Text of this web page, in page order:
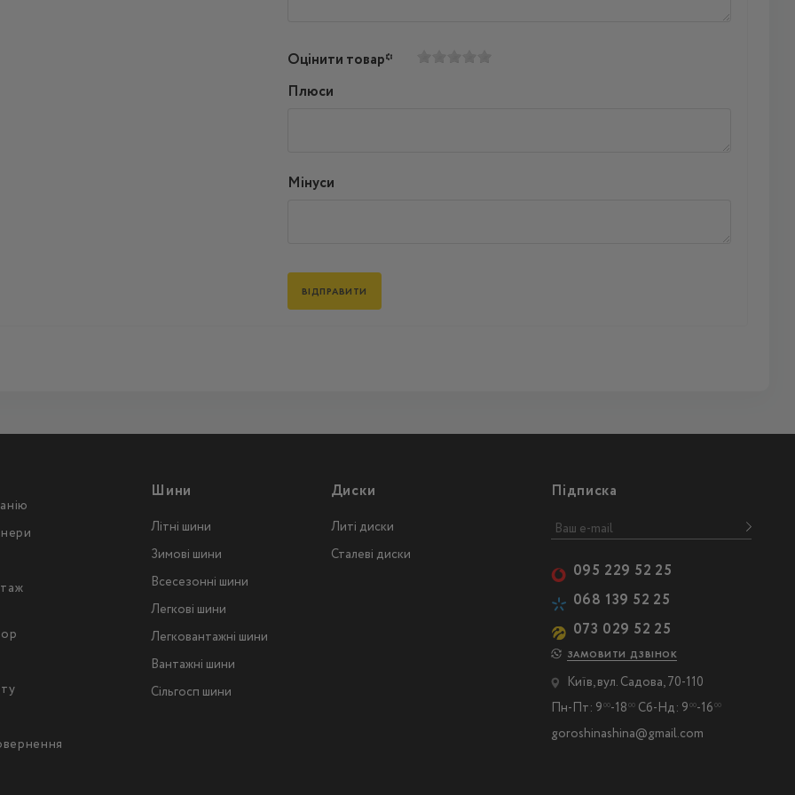
Оцінити товар*
Плюси
Мінуси
Шини
Літні шини
Зимові шини
Всесезонні шини
Легкові шини
Легковантажнi шини
Вантажнi шини
Сільгосп шини
Диски
Литі диски
Сталеві диски
Підписка
095 229 52 25
068 139 52 25
073 029 52 25
ЗАМОВИТИ ДЗВІНОК
Київ, вул. Садова, 70-110
Пн-Пт: 9 00-18 00Сб-Нд: 9 00-16 00
goroshinashina@gmail.com